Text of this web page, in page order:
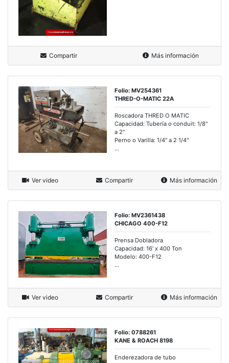
Compartir Más información
Folio: MV254361
THRED-O-MATIC 22A
Roscadora THRED O MATIC
Capacidad: Tubería o conduit: 1/8''
a 2''
Perno o Varilla: 1/4'' a 2 1/4''
...
Ver video Compartir Más información
Folio: MV2361438
CHICAGO 400-F12
Prensa Dobladora
Capacidad: 16' x 400 Ton
Modelo: 400-F12
...
Ver video Compartir Más información
Folio: 0788261
KANE & ROACH 8198
Enderezadora de tubo